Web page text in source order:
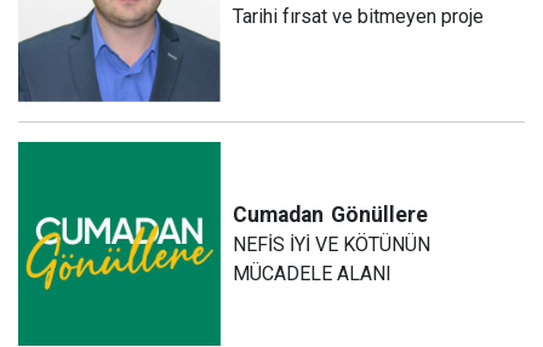
Tarihi fırsat ve bitmeyen proje
Cumadan Gönüllere
NEFİS İYİ VE KÖTÜNÜN
MÜCADELE ALANI